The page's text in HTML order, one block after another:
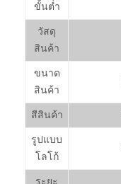
ขั้นต่ำ
วัสดุ
สินค้า
ขนาด
สินค้า
สีสินค้า
รูปแบบ
โลโก้
ระยะ